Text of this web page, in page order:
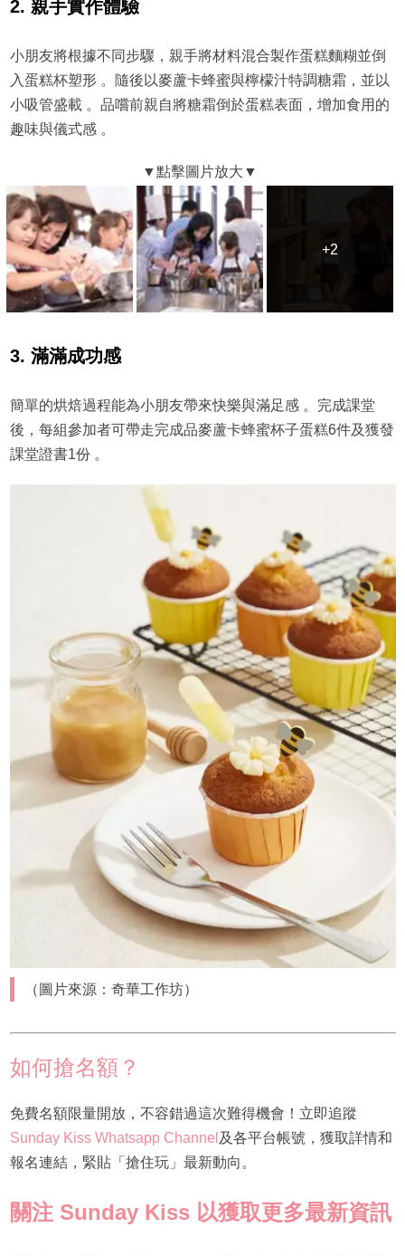
2. 親手實作體驗
小朋友將根據不同步驟，親手將材料混合製作蛋糕麵糊並倒
入蛋糕杯塑形 。隨後以麥蘆卡蜂蜜與檸檬汁特調糖霜，並以
小吸管盛載 。品嚐前親自將糖霜倒於蛋糕表面，增加食用的
趣味與儀式感 。
+2
+2
3. 滿滿成功感
簡單的烘焙過程能為小朋友帶來快樂與滿足感 。完成課堂
後，每組參加者可帶走完成品麥蘆卡蜂蜜杯子蛋糕6件及獲發
課堂證書1份 。
（圖片來源：奇華工作坊）
如何搶名額？
免費名額限量開放，不容錯過這次難得機會！立即追蹤
Sunday Kiss Whatsapp Channel 及各平台帳號，獲取詳情和
報名連結，緊貼「搶住玩」最新動向。
關注 Sunday Kiss 以獲取更多最新資訊